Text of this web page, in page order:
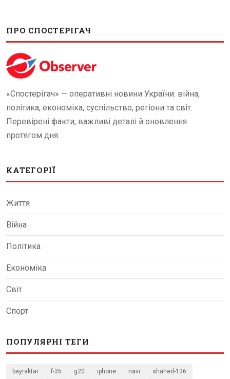
ПРО СПОСТЕРІГАЧ
«Спостерігач» — оперативні новини України: війна,
політика, економіка, суспільство, регіони та світ.
Перевірені факти, важливі деталі й оновлення
протягом дня.
КАТЕГОРІЇ
Життя
Війна
Політика
Економіка
Світ
Спорт
ПОПУЛЯРНІ ТЕГИ
bayraktar f-35 g20 iphone navi shahed-136